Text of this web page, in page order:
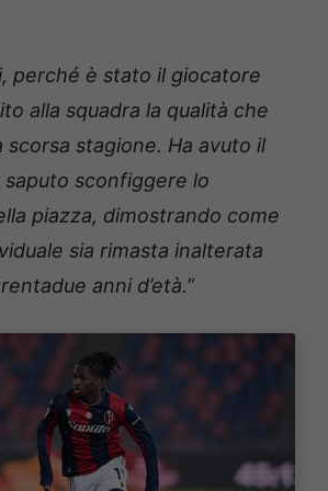
perché è stato il giocatore
alla squadra la qualità che
scorsa stagione. Ha avuto il
sconfiggere lo
piazza, dimostrando come
sia rimasta inalterata
anni d’età.”